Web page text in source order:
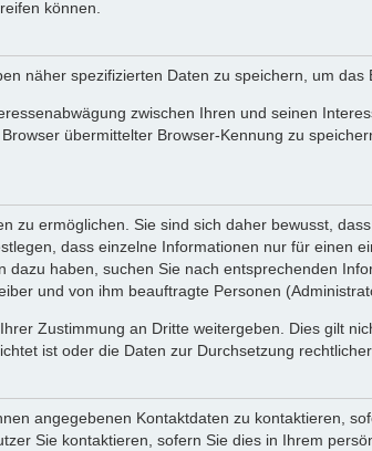
können.
näher spezifizierten Daten zu speichern, um das
zwischen Ihren und seinen
übermittelter Browser-Kennung zu
zu ermöglichen. Sie sind sich daher bewusst,
dass einzelne Informationen nur für einen
haben, suchen Sie nach entsprechenden
und von ihm beauftragte Personen
Zustimmung an Dritte weitergeben. Dies gilt
ist oder die Daten zur Durchsetzung
angegebenen Kontaktdaten zu kontaktieren,
Sie kontaktieren, sofern Sie dies in Ihrem